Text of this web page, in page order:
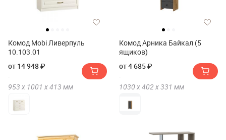
Комод Mobi Ливерпуль
10.103.01
от 14 948 ₽
953 х 1001 х413 мм
Комод Арника Байкал (5
ящиков)
от 4 685 ₽
1030 х402 х331 мм